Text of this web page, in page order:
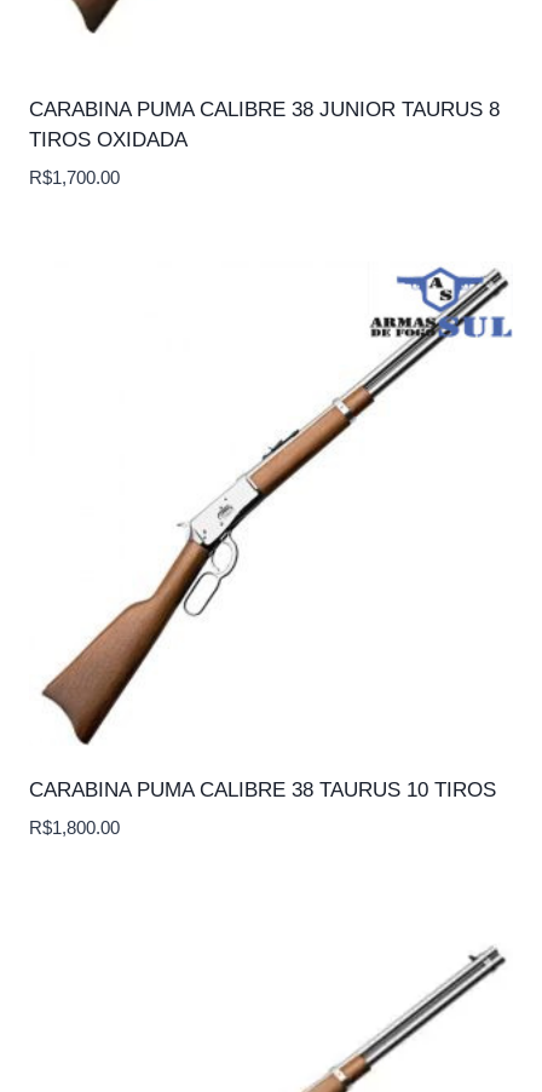
CARABINA PUMA CALIBRE 38 JUNIOR TAURUS 8
TIROS OXIDADA
R$1,700.00
CARABINA PUMA CALIBRE 38 TAURUS 10 TIROS
R$1,800.00